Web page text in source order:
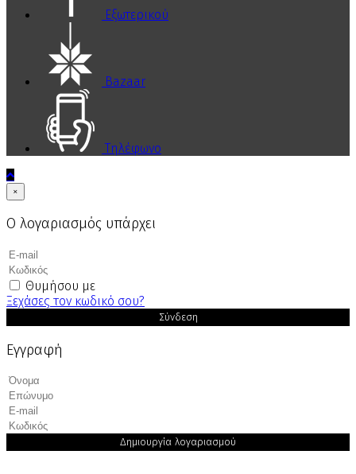
Εξωτερικού
Bazaar
Τηλέφωνο
×
Ο λογαριασμός υπάρχει
Θυμήσου με
Ξεχάσες τον κωδικό σου?
Σύνδεση
Εγγραφή
Δημιουργία λογαριασμού